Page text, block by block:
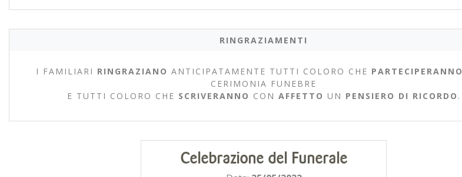
RINGRAZIAMENTI
I FAMILIARI RINGRAZIANO ANTICIPATAMENTE TUTTI COLORO CHE PARTECIPERANNO
CERIMONIA FUNEBRE
E TUTTI COLORO CHE SCRIVERANNO CON AFFETTO UN PENSIERO DI RICORDO .
Celebrazione del Funerale